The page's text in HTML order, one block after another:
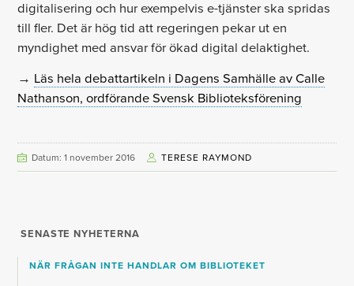
digitalisering och hur exempelvis e-tjänster ska spridas
till fler. Det är hög tid att regeringen pekar ut en
myndighet med ansvar för ökad digital delaktighet.
→ Läs hela debattartikeln i Dagens Samhälle av Calle
Nathanson, ordförande Svensk Biblioteksförening
Datum: 1 november 2016 TERESE RAYMOND
SENASTE NYHETERNA
NÄR FRÅGAN INTE HANDLAR OM BIBLIOTEKET